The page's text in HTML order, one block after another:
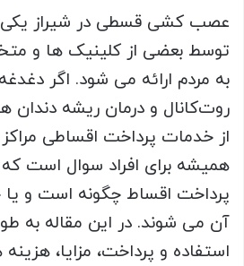
عصب کشی قسطی در شیراز یکی
توسط بعضی از کلینیک ها و
به مردم ارائه می شود. اگر
روت‌کانال و درمان ریشه دندان
از خدمات پرداخت اقساطی مراکز
همیشه برای افراد سوال است
پرداخت اقساط چگونه است و یا
آن می شوند. در این مقاله به
استفاده و پرداخت، مزایا، هزینه